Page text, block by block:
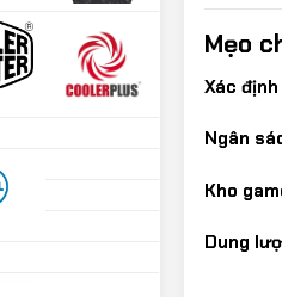
Mẹo
Xác
Ngân
Kho
Dung